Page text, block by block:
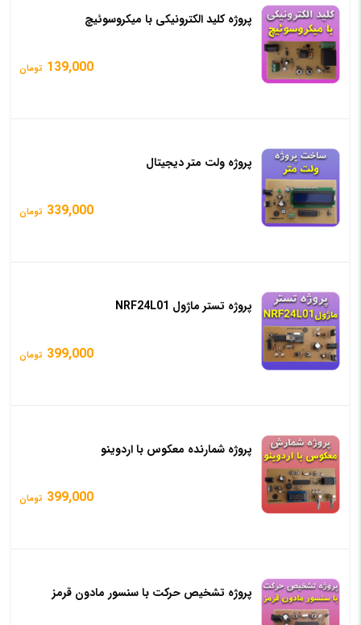
پروژه کلید الکترونیکی با میکروسوئیچ
139,000 تومان
پروژه ولت متر دیجیتال
339,000 تومان
پروژه تستر ماژول NRF24L01
399,000 تومان
پروژه شمارنده معکوس با اردوینو
399,000 تومان
پروژه تشخیص حرکت با سنسور مادون قرمز